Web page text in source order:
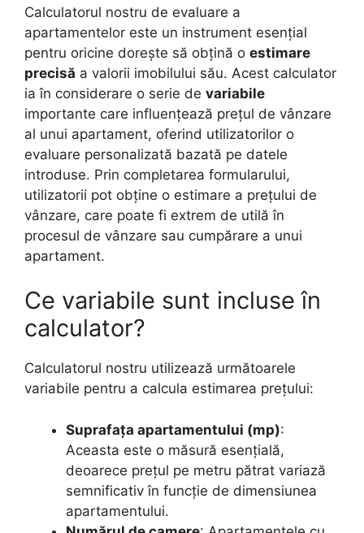
Calculatorul nostru de evaluare a
apartamentelor este un instrument esențial
pentru oricine dorește să obțină o estimare
precisă a valorii imobilului său. Acest calculator
ia în considerare o serie de variabile
importante care influențează prețul de vânzare
al unui apartament, oferind utilizatorilor o
evaluare personalizată bazată pe datele
introduse. Prin completarea formularului,
utilizatorii pot obține o estimare a prețului de
vânzare, care poate fi extrem de utilă în
procesul de vânzare sau cumpărare a unui
apartament.
Ce variabile sunt incluse în
calculator?
Calculatorul nostru utilizează următoarele
variabile pentru a calcula estimarea prețului:
Suprafața apartamentului (mp):
Aceasta este o măsură esențială,
deoarece prețul pe metru pătrat variază
semnificativ în funcție de dimensiunea
apartamentului.